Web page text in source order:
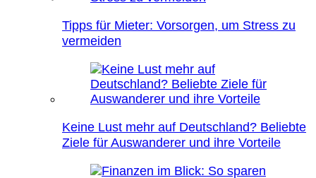
Tipps für Mieter: Vorsorgen, um Stress zu
vermeiden
Keine Lust mehr auf Deutschland? Beliebte
Ziele für Auswanderer und ihre Vorteile